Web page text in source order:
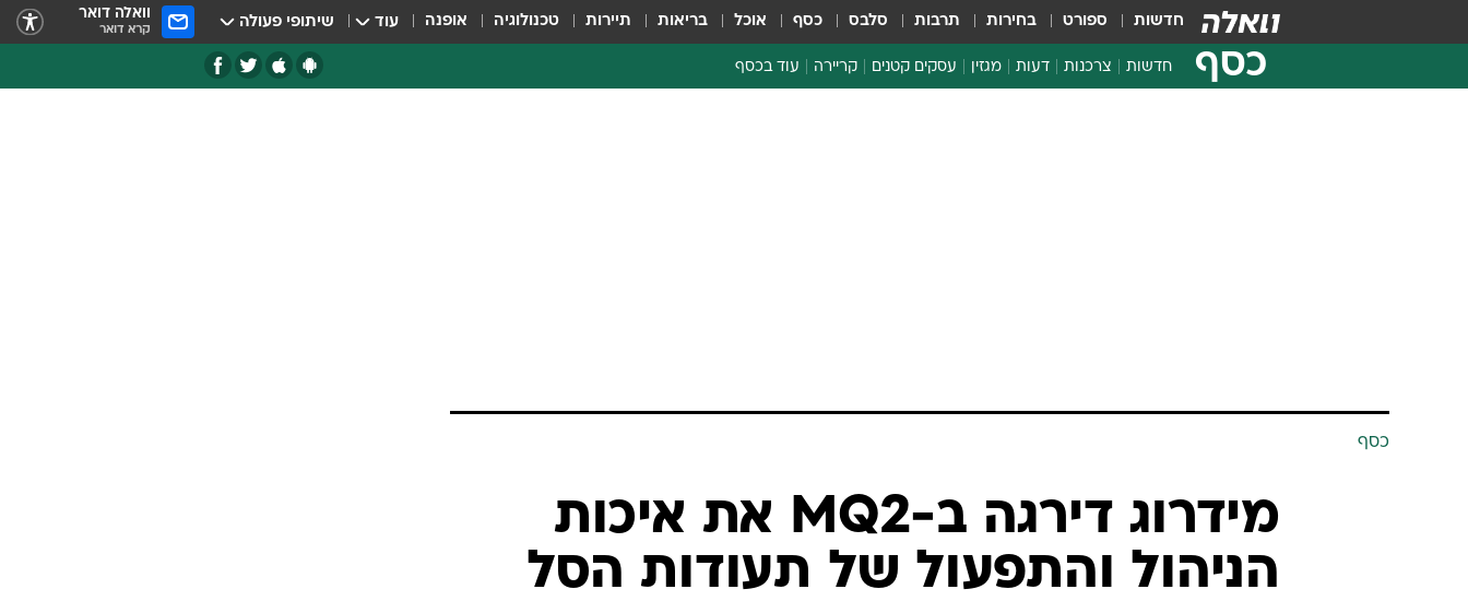
חדשות ספורט בחירות תרבות סלבס כסף אוכל בריאות תיירות טכנולוגיה אופנה עוד שיתופי פעולה וואלה דואר
קרא דואר
כסף חדשות צרכנות דעות מגזין עסקים קטנים קריירה עוד בכסף
כסף
מידרוג דירגה ב-MQ2 את איכות
הניהול והתפעול של תעודות הסל